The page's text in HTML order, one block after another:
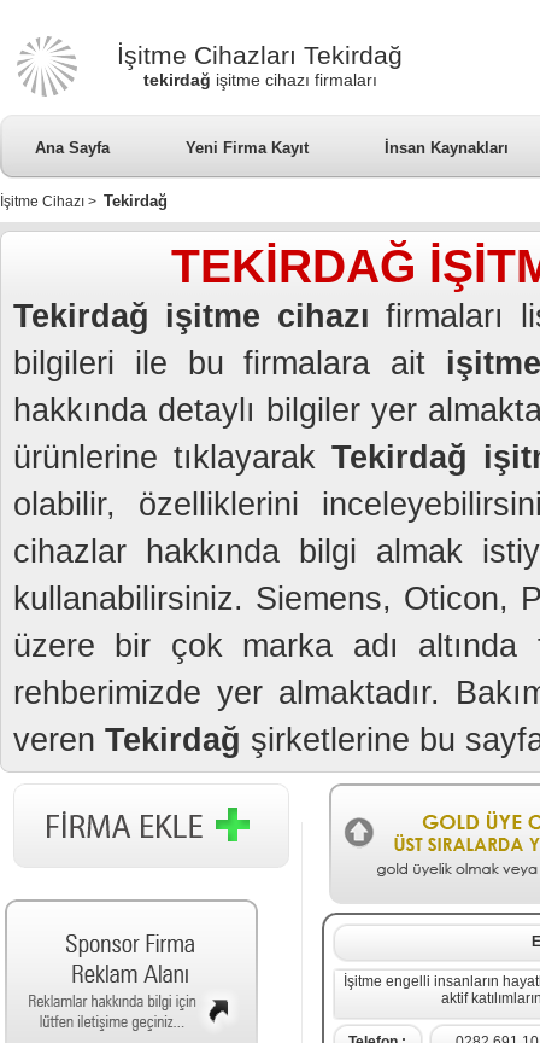
İşitme Cihazları Tekirdağ
tekirdağ işitme cihazı firmaları
Ana Sayfa Yeni Firma Kayıt İnsan Kaynakları
İşitme Cihazı > Tekirdağ
TEKİRDAĞ
Tekirdağ işitme cihazı firmaları
bilgileri ile bu firmalara ait
hakkında detaylı bilgiler yer
ürünlerine tıklayarak Tekirdağ
olabilir, özelliklerini
cihazlar hakkında bilgi almak
kullanabilirsiniz. Siemens, Oticon,
üzere bir çok marka adı altında
rehberimizde yer almaktadır.
veren Tekirdağ şirketlerine bu
İşitme engelli insanların
aktif